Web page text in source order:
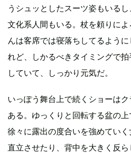
うシュッとしたスーツ姿もいる
文化系人間もいる。杖を頼りに
んは客席では寝落ちしてるよう
れど、しかるべきタイミングで
していて、しっかり元気だ。
いっぽう舞台上で続くショーは
ある。ゆっくりと回転する盆の
徐々に露出の度合いを強めてい
直立させたり、背中を大きく反